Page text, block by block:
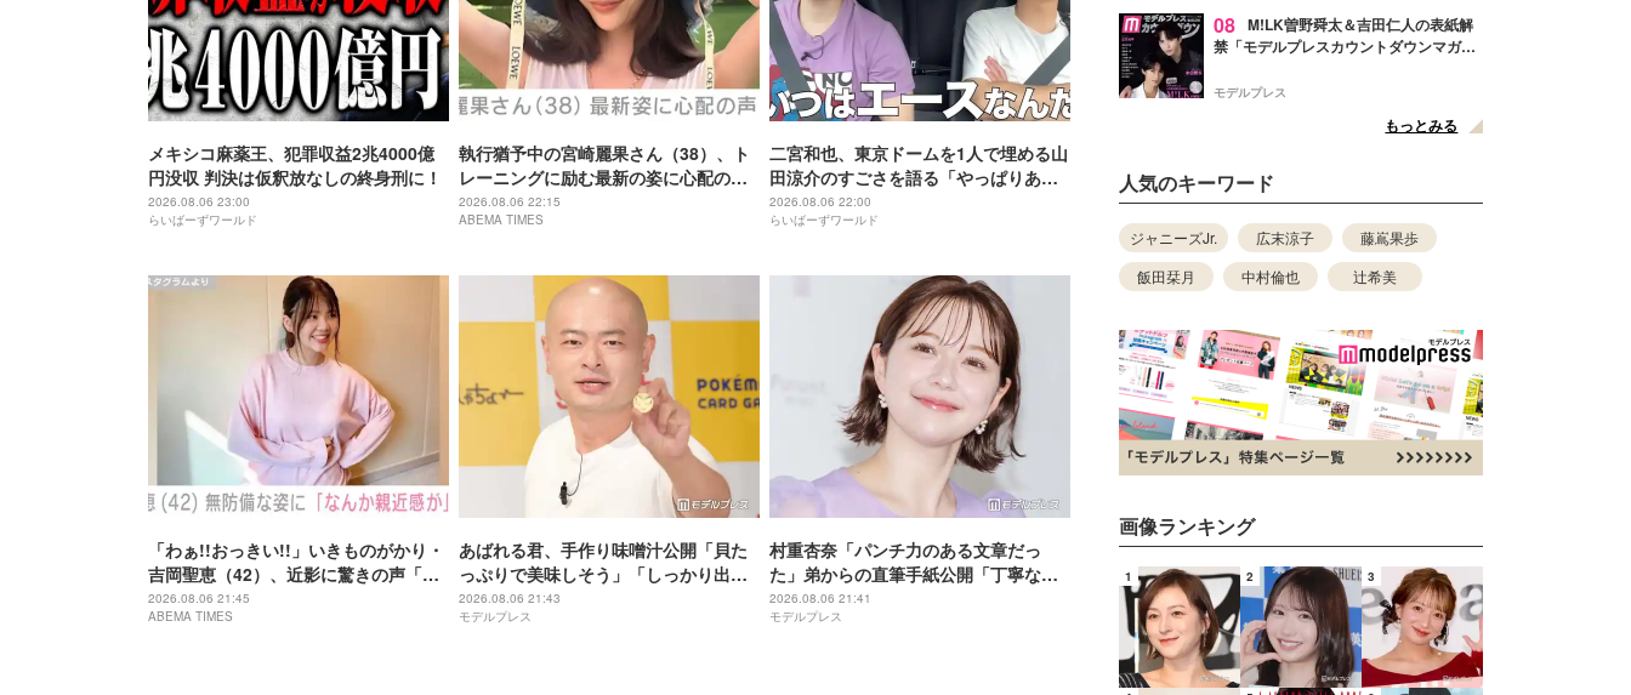
メキシコ麻薬王、犯罪収益2兆4000億
円没収 判決は仮釈放なしの終身刑に！
2026.08.06 23:00
らいばーずワールド
執行猶予中の宮崎麗果さん（38）、ト
レーニングに励む最新の姿に心配の声
「痩せ過ぎ」「なんだか痛々しい…」
2026.08.06 22:15
ABEMA TIMES
二宮和也、東京ドームを1人で埋める山
田涼介のすごさを語る「やっぱりあい
つはエース」
2026.08.06 22:00
らいばーずワールド
「わぁ!!おっきい!!」いきものがかり・
吉岡聖恵（42）、近影に驚きの声「な
にこれ…大好き」「なんか親近感が」
2026.08.06 21:45
ABEMA TIMES
あばれる君、手作り味噌汁公開「貝た
っぷりで美味しそう」「しっかり出汁
が出てそう」の声
2026.08.06 21:43
モデルプレス
村重杏奈「パンチ力のある文章だっ
た」弟からの直筆手紙公開「丁寧な
字」「読みやすい」と反響
2026.08.06 21:41
モデルプレス
08 M!LK曽野舜太＆吉田仁人の表紙解
禁「モデルプレスカウントダウンマガジ
モデルプレス
もっとみる
人気のキーワード
ジャニーズJr. 広末涼子
藤嶌果歩
飯田栞月
中村倫也 辻希美
画像ランキング
1 2 3